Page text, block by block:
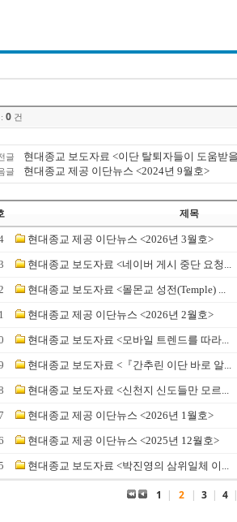
0 건
글 현대종교 보도자료 <이단 탈퇴자들이 도움받
글 현대종교 제공 이단뉴스 <2024년 9월호>
제목
현대종교 제공 이단뉴스 <2026년 3월호>
현대종교 보도자료 <네이버 게시 중단 요청...
현대종교 보도자료 <몰몬교 성전(Temple) ...
현대종교 제공 이단뉴스 <2026년 2월호>
현대종교 보도자료 <모바일 트렌드를 따라...
현대종교 보도자료 <『간추린 이단 바로 알...
현대종교 보도자료 <신천지 신도들만 모르...
현대종교 제공 이단뉴스 <2026년 1월호>
현대종교 제공 이단뉴스 <2025년 12월호>
현대종교 보도자료 <박진영의 삼위일체 이...
1 | 2 | 3 | 4 |